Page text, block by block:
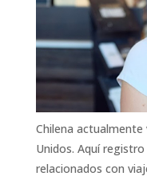
Chilena
Unidos. Aquí
relacionados con